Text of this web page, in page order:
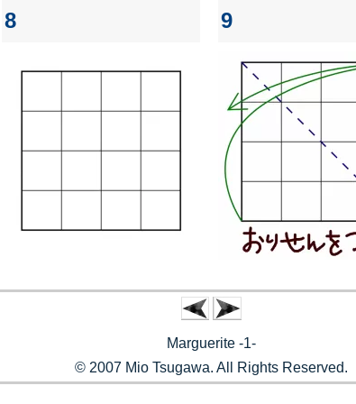
8 9
Marguerite -1-
© 2007 Mio Tsugawa. All Rights Reserved.